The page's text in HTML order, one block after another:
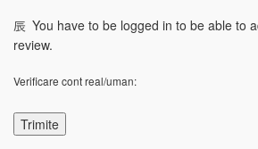
You have to be logged in to be able to
review.
Verificare cont real/uman: